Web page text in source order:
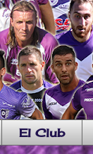
El Club